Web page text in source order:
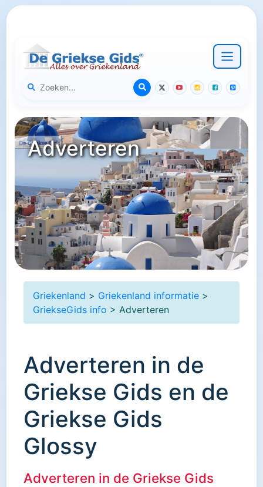
Adverteren
Griekenland > Griekenland informatie >
GriekseGids info > Adverteren
Adverteren in de
Griekse Gids en de
Griekse Gids
Glossy
Adverteren in de Griekse Gids